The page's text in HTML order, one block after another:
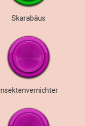
Skarabäus
Insektenvernichter